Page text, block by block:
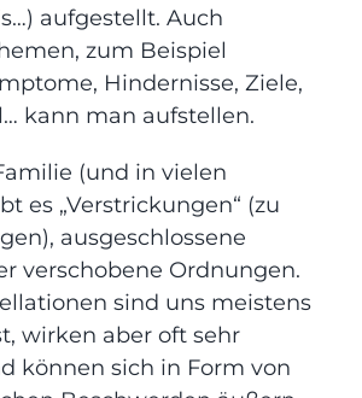
aufgestellt. Auch
zum Beispiel
Hindernisse, Ziele,
kann man aufstellen.
(und in vielen
es „Verstrickungen“ (zu
ausgeschlossene
verschobene Ordnungen.
sind uns meistens
wirken aber oft sehr
können sich in Form von